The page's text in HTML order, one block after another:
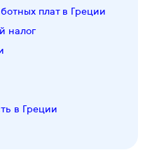
плат в Греции
налог
в Греции